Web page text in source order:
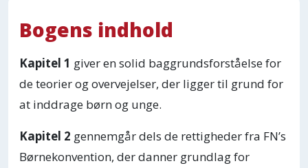
Bogens indhold
Kapitel 1 giver en solid baggrundsforståelse for
de teorier og overvejelser, der ligger til grund for
at inddrage børn og unge.
Kapitel 2 gennemgår dels de rettigheder fra FN’s
Børnekonvention, der danner grundlag for